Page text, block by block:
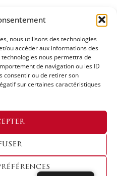
nous utilisons des technologies
ou accéder aux informations des
nous permettra de
de navigation ou les ID
consentir ou de retirer son
sur certaines caractéristiques
NOUS